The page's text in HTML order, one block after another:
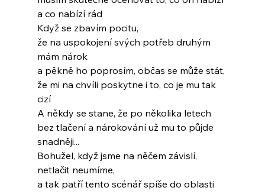
a co nabízí rád
Když se zbavím pocitu,
že na uspokojení svých potřeb druhým
mám nárok
a pěkně ho poprosím, občas se může stát,
že mi na chvíli poskytne i to, co je mu tak
cizí
A někdy se stane, že po několika letech
bez tlačení a nárokování už mu to půjde
snadněji...
Bohužel, když jsme na něčem závislí,
netlačit neumíme,
a tak patří tento scénář spíše do oblasti